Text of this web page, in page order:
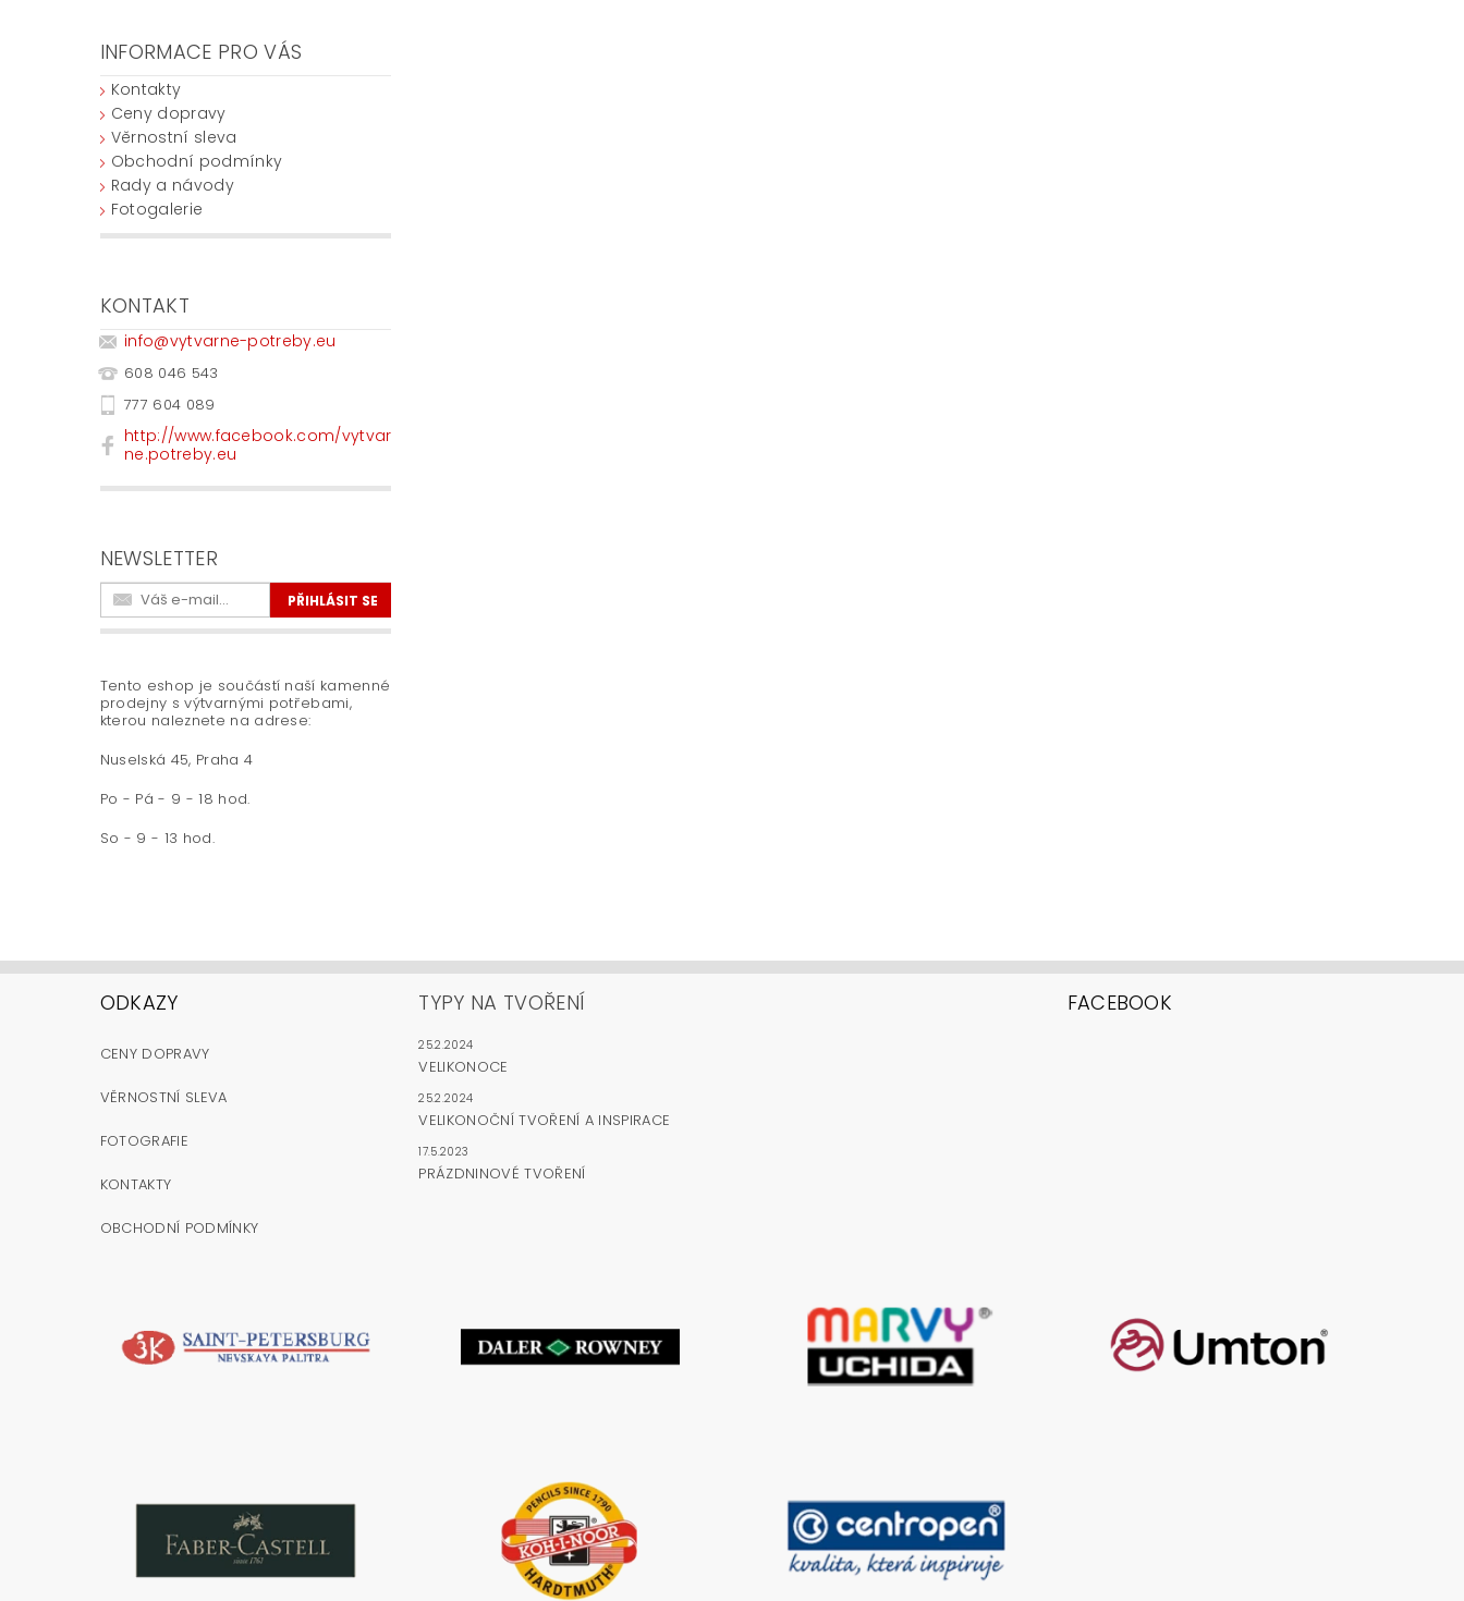
INFORMACE PRO VÁS
Kontakty
Ceny dopravy
Věrnostní sleva
Obchodní podmínky
Rady a návody
Fotogalerie
KONTAKT
info@vytvarne-potreby.eu
608 046 543
777 604 089
http://www.facebook.com/vytvar
ne.potreby.eu
NEWSLETTER
Tento eshop je součástí naší kamenné
prodejny s výtvarnými potřebami,
kterou naleznete na adrese:
Nuselská 45, Praha 4
Po - Pá - 9 - 18 hod.
So - 9 - 13 hod.
ODKAZY
CENY DOPRAVY
VĚRNOSTNÍ SLEVA
FOTOGRAFIE
KONTAKTY
OBCHODNÍ PODMÍNKY
TYPY NA TVOŘENÍ
25.2.2024
VELIKONOCE
25.2.2024
VELIKONOČNÍ TVOŘENÍ A INSPIRACE
17.5.2023
PRÁZDNINOVÉ TVOŘENÍ
FACEBOOK